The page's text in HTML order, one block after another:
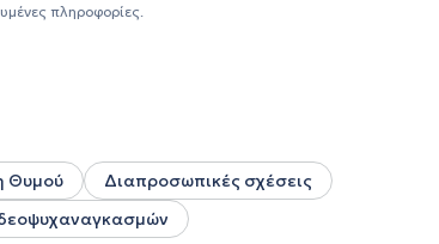
εργασία σε κέντρα ειδικών θεραπειών και
και, μέσα από αυτόν, στην επιθυμία να στηρίζει
ενδυνάμωση. Αν αισθάνεσαι
πληροφορίες.
Θυμού
Διαπροσωπικές σχέσεις